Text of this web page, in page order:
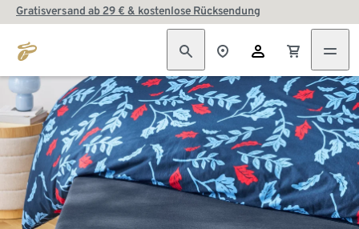
Gratisversand ab 29 € & kostenlose Rücksendung